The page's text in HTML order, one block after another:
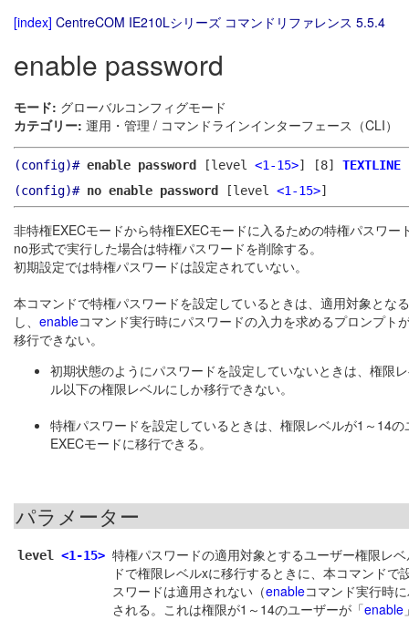
[index] CentreCOM IE210Lシリーズ コマンドリファレンス 5.5.4
enable password
モード: グローバルコンフィグモード
カテゴリー: 運用・管理 / コマンドラインインターフェース（CLI）
(config)# enable password [level <1-15>] [8]
TEXTLINE
(config)# no enable password [level <1-15>]
非特権EXECモードから特権EXECモードに入るための特権パスワー
no形式で実行した場合は特権パスワードを削除する。
初期設定では特権パスワードは設定されていない。
本コマンドで特権パスワードを設定しているときは、適用対象とな
し、 enableコマンド実行時にパスワードの入力を求めるプロンプ
移行できない。
初期状態のようにパスワードを設定していないときは、権限
ル以下の権限レベルにしか移行できない。
特権パスワードを設定しているときは、権限レベルが1～14
EXECモードに移行できる。
パラメーター
level <1-15> 特権パスワードの適用対象とするユーザー権限レ
ドで権限レベルxに移行するときに、本コマンド
スワードは適用されない（enableコマンド実行時
される。これは権限が1～14のユーザーが「enable